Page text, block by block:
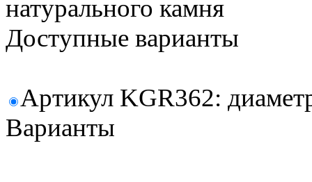
натурального камня
Доступные варианты
Артикул KGR362:
Варианты